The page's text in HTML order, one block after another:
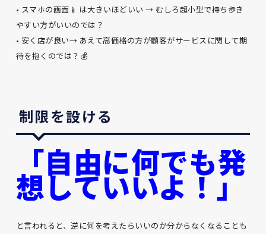
• スマホの画面📱 は大きいほどいい → むしろ超小型で持ち歩き
やすい方がいいのでは？
• 安く店が良い→ あえて高価格の方が顧客がサービスに関して期
待を抱くのでは？💰
制限を設ける
「自由に何でも発
想していいよ！」
と言われると、逆に何を考えたらいいのか分からなくなることも